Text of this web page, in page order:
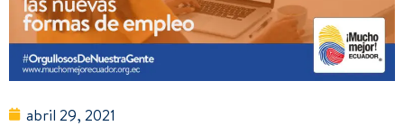
abril 29, 2021